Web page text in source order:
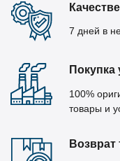
7 дней в
Покупка
100%
товары и
Возврат